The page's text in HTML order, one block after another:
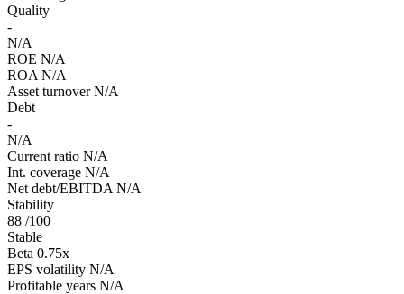
Quality
-
N/A
ROE N/A
ROA N/A
Asset turnover N/A
Debt
-
N/A
Current ratio N/A
Int. coverage N/A
Net debt/EBITDA N/A
Stability
88 /100
Stable
Beta 0.75x
EPS volatility N/A
Profitable years N/A